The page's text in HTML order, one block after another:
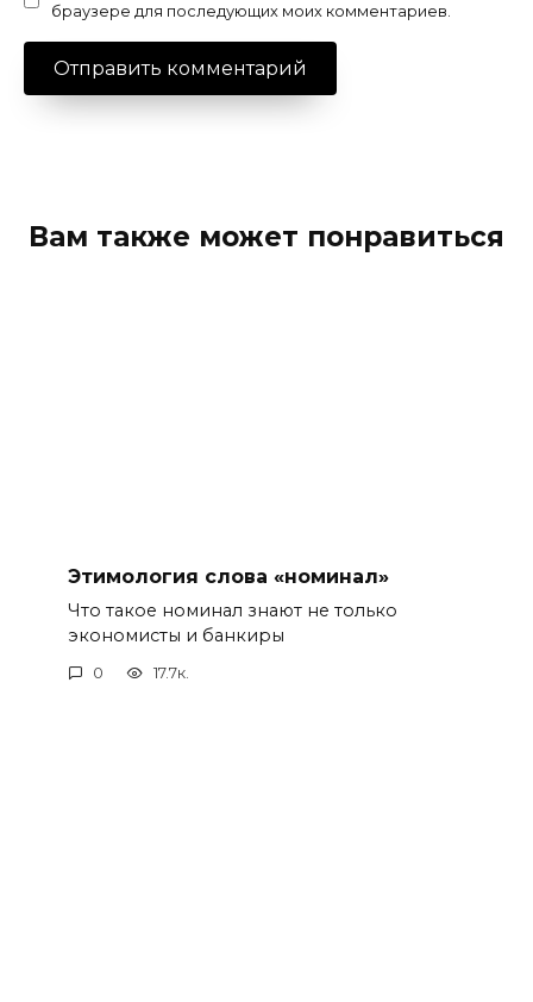
браузере для последующих моих комментариев.
Вам также может понравиться
Этимология слова «номинал»
Что такое номинал знают не только
экономисты и банкиры
0 17.7к.